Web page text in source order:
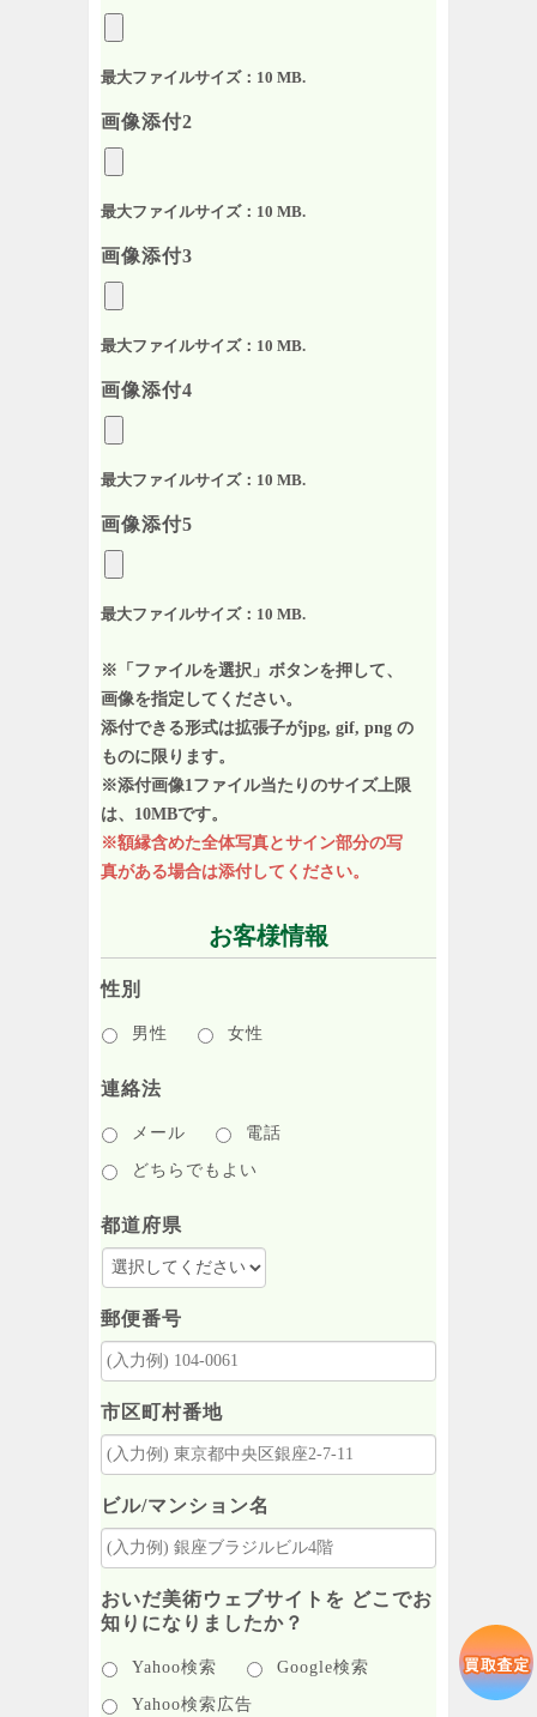
最大ファイルサイズ：10 MB.
画像添付2
最大ファイルサイズ：10 MB.
画像添付3
最大ファイルサイズ：10 MB.
画像添付4
最大ファイルサイズ：10 MB.
画像添付5
最大ファイルサイズ：10 MB.
※「ファイルを選択」ボタンを押して、
画像を指定してください。
添付できる形式は拡張子がjpg, gif, png の
ものに限ります。
※添付画像1ファイル当たりのサイズ上限
は、10MBです。
※額縁含めた全体写真とサイン部分の写
真がある場合は添付してください。
お客様情報
性別
男性 女性
連絡法
メール 電話
どちらでもよい
都道府県
郵便番号
市区町村番地
ビル/マンション名
おいだ美術ウェブサイトを どこでお
知りになりましたか？
Yahoo検索 Google検索
Yahoo検索広告